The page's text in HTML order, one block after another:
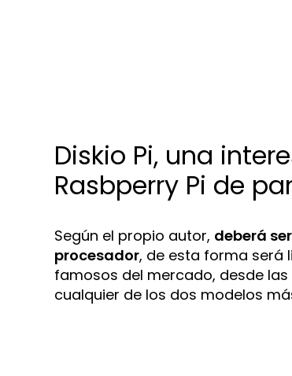
Diskio Pi, una
Rasbperry Pi de
Según el propio autor, deberá
procesador, de esta forma será
famosos del mercado, desde las
cualquier de los dos modelos